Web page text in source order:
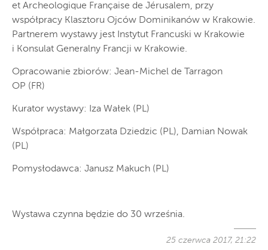
et Archeologique Française de Jérusalem, przy
współpracy Klasztoru Ojców Dominikanów w Krakowie.
Partnerem wystawy jest Instytut Francuski w Krakowie
i Konsulat Generalny Francji w Krakowie.
Opracowanie zbiorów: Jean-Michel de Tarragon
OP (FR)
Kurator wystawy: Iza Wałek (PL)
Współpraca: Małgorzata Dziedzic (PL), Damian Nowak
(PL)
Pomysłodawca: Janusz Makuch (PL)
Wystawa czynna będzie do 30 września.
25 czerwca 2017, 21:22